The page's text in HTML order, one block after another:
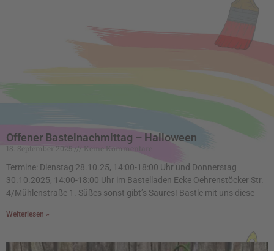
Offener Bastelnachmittag – Halloween
18. September 2025
Keine Kommentare
Termine: Dienstag 28.10.25, 14:00-18:00 Uhr und Donnerstag
30.10.2025, 14:00-18:00 Uhr im Bastelladen Ecke Oehrenstöcker Str.
4/Mühlenstraße 1. Süßes sonst gibt’s Saures! Bastle mit uns diese
Weiterlesen »